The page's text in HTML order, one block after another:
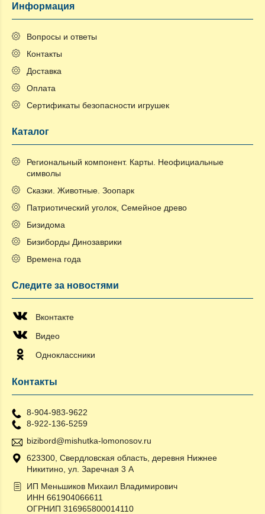
Информация
Вопросы и ответы
Контакты
Доставка
Оплата
Сертификаты безопасности игрушек
Каталог
Региональный компонент. Карты. Неофициальные
символы
Сказки. Животные. Зоопарк
Патриотический уголок, Семейное древо
Бизидома
Бизиборды Динозаврики
Времена года
Следите за новостями
Вконтакте
Видео
Одноклассники
Контакты
8-904-983-9622
8-922-136-5259
bizibord@mishutka-lomonosov.ru
623300, Свердловская область, деревня Нижнее
Никитино, ул. Заречная 3 А
ИП Меньшиков Михаил Владимирович
ИНН 661904066611
ОГРНИП 316965800014110